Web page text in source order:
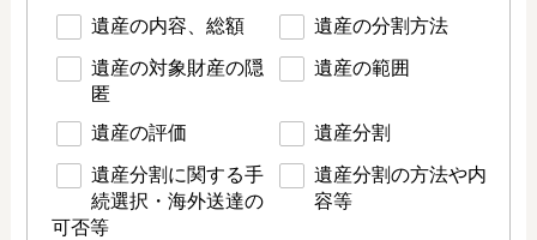
遺産の内容、総額
遺産の分割方法
遺産の対象財産の隠
匿
遺産の範囲
遺産の評価 遺産分割
遺産分割に関する手
続選択・海外送達の
可否等
遺産分割の方法や内
容等